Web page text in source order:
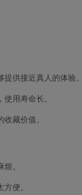
供接近真人的体验。
用寿命长。
藏价值。
。
便。